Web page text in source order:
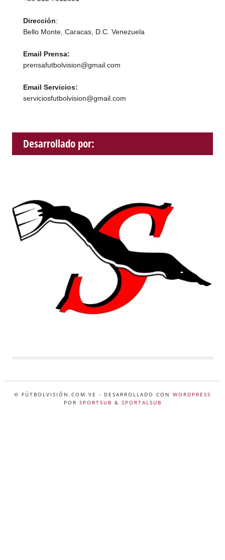
Dirección:
Bello Monte, Caracas, D.C. Venezuela
Email Prensa:
prensafutbolvision@gmail.com
Email Servicios:
serviciosfutbolvision@gmail.com
Desarrollado por:
© FÚTBOLVISIÓN.COM.VE - DESARROLLADO CON WORDPRESS
POR SPORTSUB & SPORTALSUB